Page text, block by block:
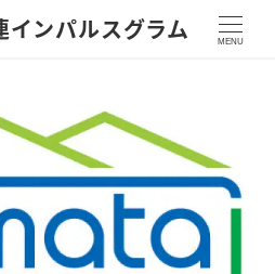
インパルスグラム MENU